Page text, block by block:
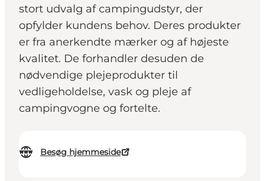
stort udvalg af campingudstyr, der
opfylder kundens behov. Deres produkter
er fra anerkendte mærker og af højeste
kvalitet. De forhandler desuden de
nødvendige plejeprodukter til
vedligeholdelse, vask og pleje af
campingvogne og fortelte.
Besøg hjemmeside